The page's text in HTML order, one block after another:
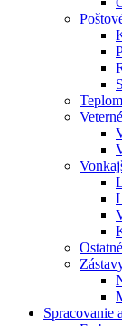
Ostatné
Spracovanie